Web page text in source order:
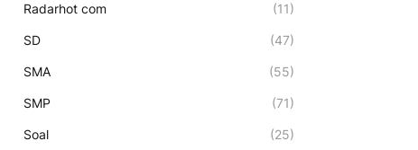
Radarhot com (11)
SD (47)
SMA (55)
SMP (71)
Soal (25)